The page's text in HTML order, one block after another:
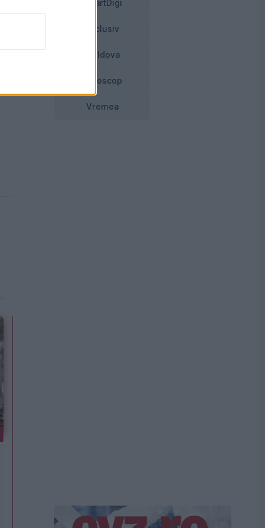
SmartDigi
Exclusiv
Moldova
Horoscop
Vremea